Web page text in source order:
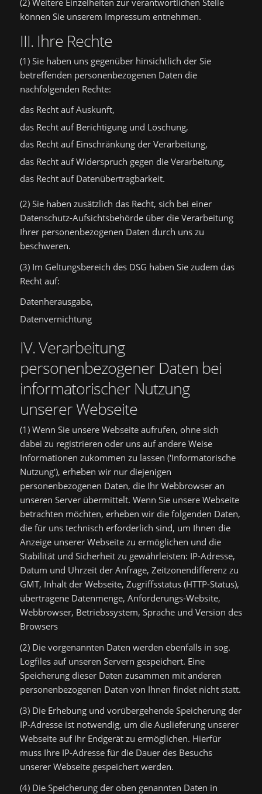
können Sie unserem Impressum entnehmen.
III. Ihre Rechte
(1) Sie haben uns gegenüber hinsichtlich der Sie
betreffenden personenbezogenen Daten die
nachfolgenden Rechte:
das Recht auf Auskunft,
das Recht auf Berichtigung und Löschung,
das Recht auf Einschränkung der Verarbeitung,
das Recht auf Widerspruch gegen die Verarbeitung,
das Recht auf Datenübertragbarkeit.
(2) Sie haben zusätzlich das Recht, sich bei einer
Datenschutz-Aufsichtsbehörde über die Verarbeitung
Ihrer personenbezogenen Daten durch uns zu
beschweren.
(3) Im Geltungsbereich des DSG haben Sie zudem das
Recht auf:
Datenherausgabe,
Datenvernichtung
IV. Verarbeitung
personenbezogener Daten bei
informatorischer Nutzung
unserer Webseite
(1) Wenn Sie unsere Webseite aufrufen, ohne sich
dabei zu registrieren oder uns auf andere Weise
Informationen zukommen zu lassen ('Informatorische
Nutzung'), erheben wir nur diejenigen
personenbezogenen Daten, die Ihr Webbrowser an
unseren Server übermittelt. Wenn Sie unsere Webseite
betrachten möchten, erheben wir die folgenden Daten,
die für uns technisch erforderlich sind, um Ihnen die
Anzeige unserer Webseite zu ermöglichen und die
Stabilität und Sicherheit zu gewährleisten: IP-Adresse,
Datum und Uhrzeit der Anfrage, Zeitzonendifferenz zu
GMT, Inhalt der Webseite, Zugriffsstatus (HTTP-Status),
übertragene Datenmenge, Anforderungs-Website,
Webbrowser, Betriebssystem, Sprache und Version des
Browsers
(2) Die vorgenannten Daten werden ebenfalls in sog.
Logfiles auf unseren Servern gespeichert. Eine
Speicherung dieser Daten zusammen mit anderen
personenbezogenen Daten von Ihnen findet nicht statt.
(3) Die Erhebung und vorübergehende Speicherung der
IP-Adresse ist notwendig, um die Auslieferung unserer
Webseite auf Ihr Endgerät zu ermöglichen. Hierfür
muss Ihre IP-Adresse für die Dauer des Besuchs
unserer Webseite gespeichert werden.
(4) Die Speicherung der oben genannten Daten in